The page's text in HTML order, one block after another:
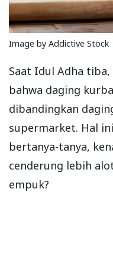
Image by Addictive Stock
Saat Idul Adha
bahwa daging
dibandingkan
supermarket. Hal
bertanya-tanya,
cenderung lebih
empuk?